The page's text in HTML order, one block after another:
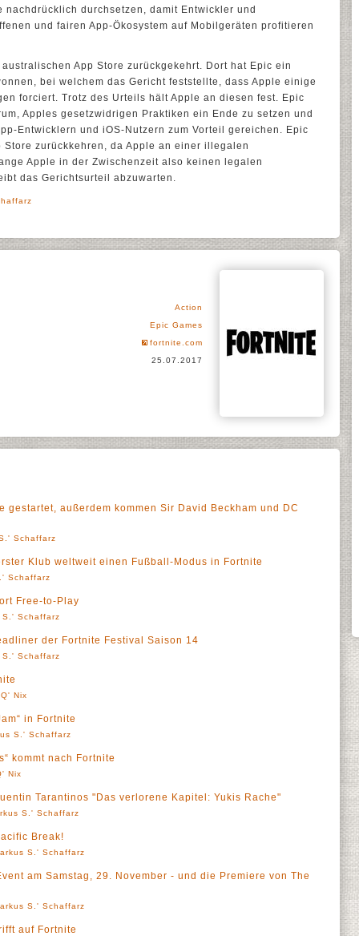
durchsetzen, damit Entwickler und
und fairen App-Ökosystem auf Mobilgeräten profitieren
App Store zurückgekehrt. Dort hat Epic ein
bei welchem das Gericht feststellte, dass Apple einige
forciert. Trotz des Urteils hält Apple an diesen fest. Epic
Apples gesetzwidrigen Praktiken ein Ende zu setzen und
Entwicklern und iOS-Nutzern zum Vorteil gereichen. Epic
zurückkehren, da Apple an einer illegalen
Apple in der Zwischenzeit also keinen legalen
das Gerichtsurteil abzuwarten.
Action
Epic Games
fortnite.com
25.07.2017
gestartet, außerdem kommen Sir David Beckham und DC
Schaffarz
Klub weltweit einen Fußball-Modus in Fortnite
Schaffarz
Free-to-Play
S.' Schaffarz
der Fortnite Festival Saison 14
S.' Schaffarz
Nix
in Fortnite
S.' Schaffarz
kommt nach Fortnite
Nix
Tarantinos "Das verlorene Kapitel: Yukis Rache"
S.' Schaffarz
Break!
S.' Schaffarz
am Samstag, 29. November - und die Premiere von The
S.' Schaffarz
auf Fortnite